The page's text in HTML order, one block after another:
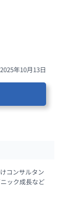
年10月13日
コンサルタン
ック成長など